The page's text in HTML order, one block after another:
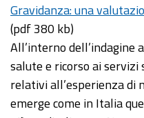
Gravidanza: una
(pdf 380 kb)
All’interno dell’indagine
salute e ricorso ai
relativi all’esperienza di
emerge come in Italia